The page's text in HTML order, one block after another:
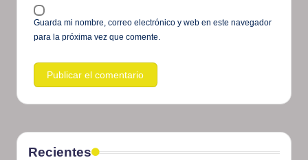
Guarda mi nombre, correo electrónico y web en este navegador
para la próxima vez que comente.
Recientes